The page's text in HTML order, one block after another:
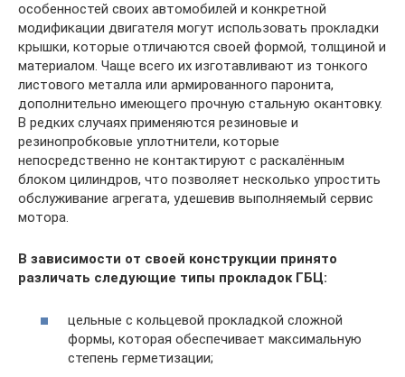
особенностей своих автомобилей и конкретной
модификации двигателя могут использовать прокладки
крышки, которые отличаются своей формой, толщиной и
материалом. Чаще всего их изготавливают из тонкого
листового металла или армированного паронита,
дополнительно имеющего прочную стальную окантовку.
В редких случаях применяются резиновые и
резинопробковые уплотнители, которые
непосредственно не контактируют с раскалённым
блоком цилиндров, что позволяет несколько упростить
обслуживание агрегата, удешевив выполняемый сервис
мотора.
В зависимости от своей конструкции принято
различать следующие типы прокладок ГБЦ:
цельные с кольцевой прокладкой сложной
формы, которая обеспечивает максимальную
степень герметизации;